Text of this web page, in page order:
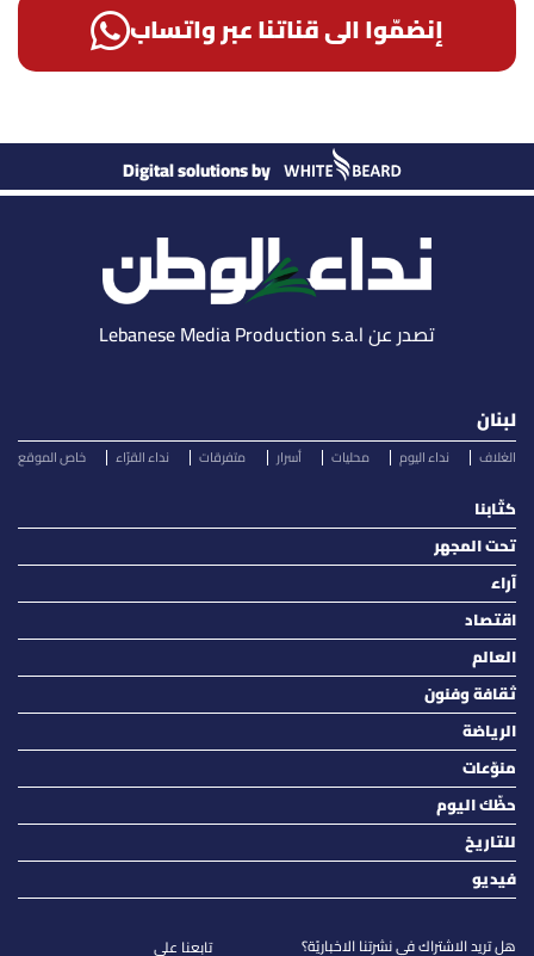
إنضمّوا الى قناتنا عبر واتساب
Digital solutions by
تصدر عن Lebanese Media Production s.a.l
لبنان
الغلاف نداء اليوم محليات أسرار متفرقات نداء القرّاء خاص الموقع
كتّابنا
تحت المجهر
آراء
اقتصاد
العالم
ثقافة وفنون
الرياضة
منوّعات
حظّك اليوم
للتاريخ
فيديو
هل تريد الاشتراك في نشرتنا الاخباريّة؟ تابعنا على